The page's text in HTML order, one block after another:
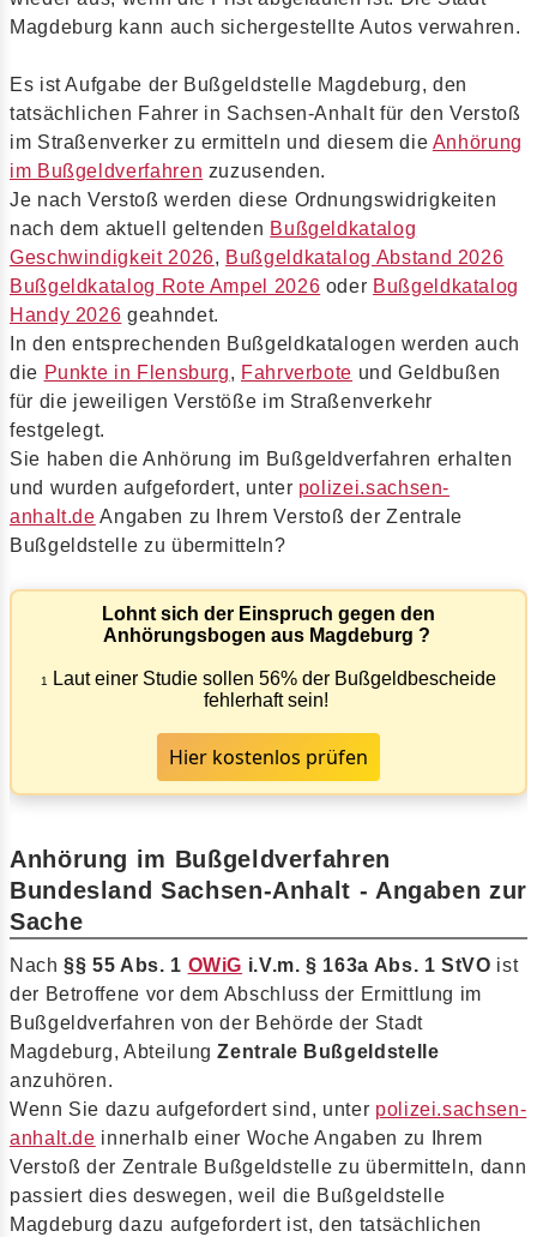
Magdeburg kann auch sichergestellte Autos verwahren.
Es ist Aufgabe der Bußgeldstelle Magdeburg, den
tatsächlichen Fahrer in Sachsen-Anhalt für den Verstoß
im Straßenverker zu ermitteln und diesem die Anhörung
im Bußgeldverfahren zuzusenden.
Je nach Verstoß werden diese Ordnungswidrigkeiten
nach dem aktuell geltenden Bußgeldkatalog
Geschwindigkeit 2026, Bußgeldkatalog Abstand 2026
Bußgeldkatalog Rote Ampel 2026 oder Bußgeldkatalog
Handy 2026 geahndet.
In den entsprechenden Bußgeldkatalogen werden auch
die Punkte in Flensburg, Fahrverbote und Geldbußen
für die jeweiligen Verstöße im Straßenverkehr
festgelegt.
Sie haben die Anhörung im Bußgeldverfahren erhalten
und wurden aufgefordert, unter polizei.sachsen-
anhalt.de Angaben zu Ihrem Verstoß der Zentrale
Bußgeldstelle zu übermitteln?
Lohnt sich der Einspruch gegen den
Anhörungsbogen aus Magdeburg ?
1
Laut einer Studie sollen 56% der Bußgeldbescheide
fehlerhaft sein!
Hier kostenlos prüfen
Anhörung im Bußgeldverfahren
Bundesland Sachsen-Anhalt - Angaben zur
Sache
Nach§§ 55 Abs. 1 OWiG i.V.m. § 163a Abs. 1 StVO ist
der Betroffene vor dem Abschluss der Ermittlung im
Bußgeldverfahren von der Behörde der Stadt
Magdeburg, AbteilungZentrale Bußgeldstelle
anzuhören.
Wenn Sie dazu aufgefordert sind, unter polizei.sachsen-
anhalt.de innerhalb einer Woche Angaben zu Ihrem
Verstoß der Zentrale Bußgeldstelle zu übermitteln, dann
passiert dies deswegen, weil die Bußgeldstelle
Magdeburg dazu aufgefordert ist, den tatsächlichen